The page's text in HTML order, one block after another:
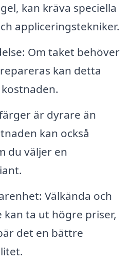
kan kräva speciella
appliceringstekniker.
Om taket behöver
kan detta
är dyrare än
kan också
du väljer en
Välkända och
ta ut högre priser,
det en bättre